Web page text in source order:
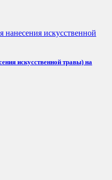
искусственной травы) на